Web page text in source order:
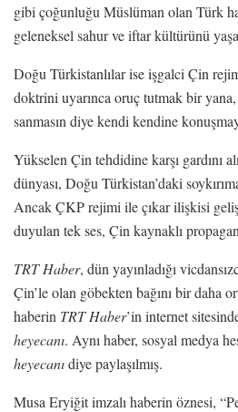
gibi çoğunluğu Müslüman olan Türk
geleneksel sahur ve iftar kültürünü
Doğu Türkistanlılar ise işgalci Çin
doktrini uyarınca oruç tutmak bir
sanmasın diye kendi kendine
Yükselen Çin tehdidine karşı gardını
dünyası, Doğu Türkistan’daki
Ancak ÇKP rejimi ile çıkar ilişkisi
duyulan tek ses, Çin kaynaklı
TRT Haber, dün yayınladığı
Çin’le olan göbekten bağını bir daha
haberin TRT Haber’in internet
heyecanı. Aynı haber, sosyal medya
heyecanıdiye paylaşılmış.
Musa Eryiğit imzalı haberin öznesi,